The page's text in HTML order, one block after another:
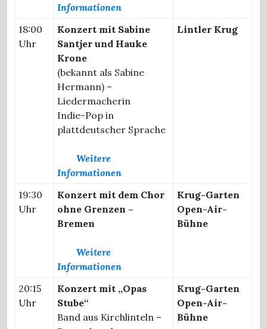
Informationen
18:00
Uhr
Konzert mit Sabine
Santjer und Hauke
Krone
(bekannt als Sabine
Hermann) –
Liedermacherin
Indie-Pop in
plattdeutscher Sprache
Weitere
Informationen
Lintler Krug
19:30
Uhr
Konzert mit dem Chor
ohne Grenzen –
Bremen
Weitere
Informationen
Krug-Garten
Open-Air-
Bühne
20:15
Uhr
Konzert mit „Opas
Stube“
Band aus Kirchlinteln –
Krug-Garten
Open-Air-
Bühne